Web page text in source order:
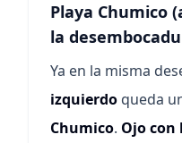
Playa Chumico
la
Ya en la misma
izquierdo queda
Chumico. Ojo con